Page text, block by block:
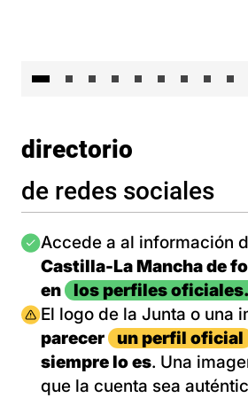
directorio
de redes sociales
Imagen
Accede a al información
Castilla-La Mancha de
en
los perfiles oficiales.
Imagen
El logo de la Junta o una
parecer
un perfil oficial
siempre lo es. Una
que la cuenta sea